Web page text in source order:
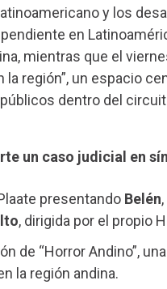
y los
en
mientras que el
región”, un espacio
dentro del
un caso judicial en
presentandoBelén
, dirigida por el propio
de “Horror Andino”,
la región andina.